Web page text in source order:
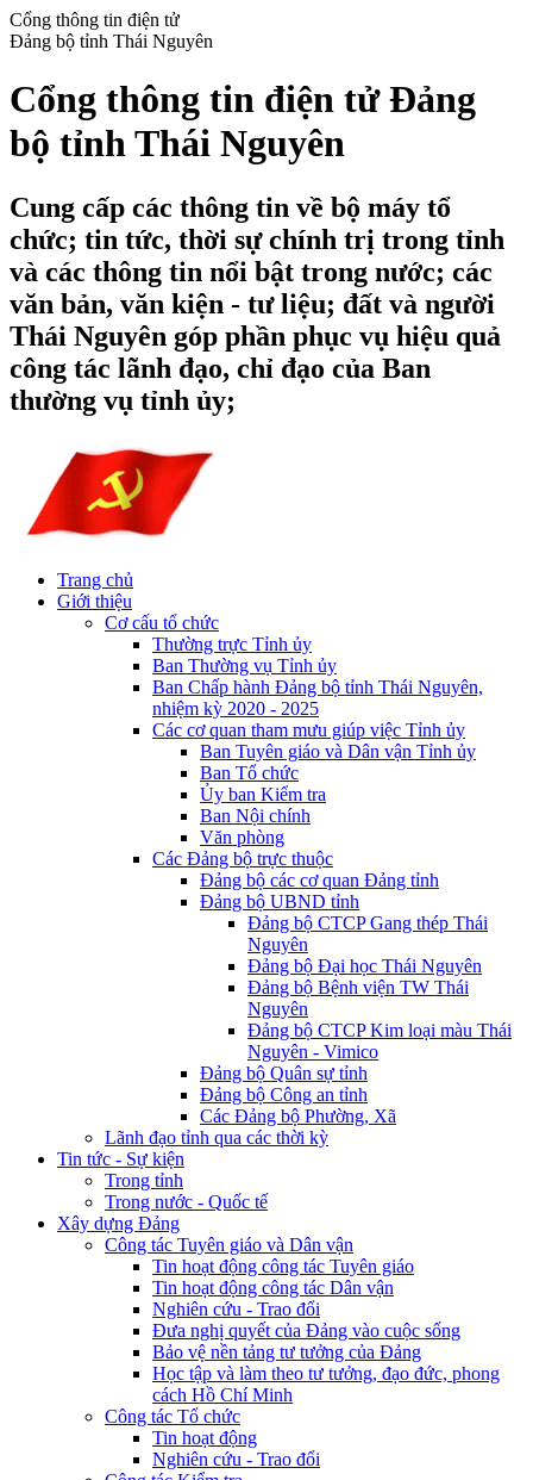
Cổng thông tin điện tử
Đảng bộ tỉnh Thái Nguyên
Cổng thông tin điện tử Đảng
bộ tỉnh Thái Nguyên
Cung cấp các thông tin về bộ máy tổ
chức; tin tức, thời sự chính trị trong tỉnh
và các thông tin nổi bật trong nước; các
văn bản, văn kiện - tư liệu; đất và người
Thái Nguyên góp phần phục vụ hiệu quả
công tác lãnh đạo, chỉ đạo của Ban
thường vụ tỉnh ủy;
Trang chủ
Giới thiệu
Cơ cấu tổ chức
Thường trực Tỉnh ủy
Ban Thường vụ Tỉnh ủy
Ban Chấp hành Đảng bộ tỉnh Thái Nguyên,
nhiệm kỳ 2020 - 2025
Các cơ quan tham mưu giúp việc Tỉnh ủy
Ban Tuyên giáo và Dân vận Tỉnh ủy
Ban Tổ chức
Ủy ban Kiểm tra
Ban Nội chính
Văn phòng
Các Đảng bộ trực thuộc
Đảng bộ các cơ quan Đảng tỉnh
Đảng bộ UBND tỉnh
Đảng bộ CTCP Gang thép Thái
Nguyên
Đảng bộ Đại học Thái Nguyên
Đảng bộ Bệnh viện TW Thái
Nguyên
Đảng bộ CTCP Kim loại màu Thái
Nguyên - Vimico
Đảng bộ Quân sự tỉnh
Đảng bộ Công an tỉnh
Các Đảng bộ Phường, Xã
Lãnh đạo tỉnh qua các thời kỳ
Tin tức - Sự kiện
Trong tỉnh
Trong nước - Quốc tế
Xây dựng Đảng
Công tác Tuyên giáo và Dân vận
Tin hoạt động công tác Tuyên giáo
Tin hoạt động công tác Dân vận
Nghiên cứu - Trao đổi
Đưa nghị quyết của Đảng vào cuộc sống
Bảo vệ nền tảng tư tưởng của Đảng
Học tập và làm theo tư tưởng, đạo đức, phong
cách Hồ Chí Minh
Công tác Tổ chức
Tin hoạt động
Nghiên cứu - Trao đổi